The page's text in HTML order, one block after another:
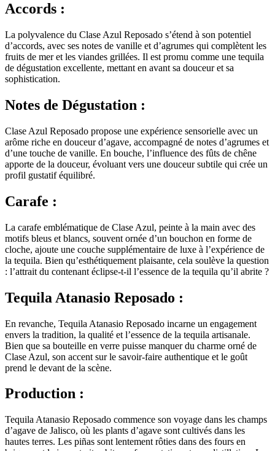
Accords :
La polyvalence du Clase Azul Reposado s’étend à son potentiel
d’accords, avec ses notes de vanille et d’agrumes qui complètent les
fruits de mer et les viandes grillées. Il est promu comme une tequila
de dégustation excellente, mettant en avant sa douceur et sa
sophistication.
Notes de Dégustation :
Clase Azul Reposado propose une expérience sensorielle avec un
arôme riche en douceur d’agave, accompagné de notes d’agrumes et
d’une touche de vanille. En bouche, l’influence des fûts de chêne
apporte de la douceur, évoluant vers une douceur subtile qui crée un
profil gustatif équilibré.
Carafe :
La carafe emblématique de Clase Azul, peinte à la main avec des
motifs bleus et blancs, souvent ornée d’un bouchon en forme de
cloche, ajoute une couche supplémentaire de luxe à l’expérience de
la tequila. Bien qu’esthétiquement plaisante, cela soulève la question
: l’attrait du contenant éclipse-t-il l’essence de la tequila qu’il abrite ?
Tequila Atanasio Reposado :
En revanche, Tequila Atanasio Reposado incarne un engagement
envers la tradition, la qualité et l’essence de la tequila artisanale.
Bien que sa bouteille en verre puisse manquer du charme orné de
Clase Azul, son accent sur le savoir-faire authentique et le goût
prend le devant de la scène.
Production :
Tequila Atanasio Reposado commence son voyage dans les champs
d’agave de Jalisco, où les plants d’agave sont cultivés dans les
hautes terres. Les piñas sont lentement rôties dans des fours en